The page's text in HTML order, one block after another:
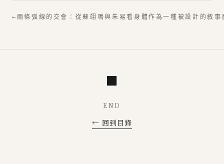
← 兩條弧線的交會：從蘇翊鳴與朱易看身體作為一種被設計的敘事
END
← 回到目錄